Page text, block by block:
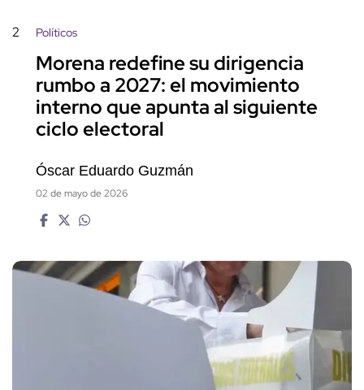
2 Políticos
Morena redefine su dirigencia
rumbo a 2027: el movimiento
interno que apunta al siguiente
ciclo electoral
Óscar Eduardo Guzmán
02 de mayo de 2026